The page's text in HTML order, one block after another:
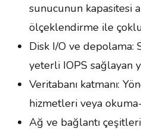
sunucunun kapasitesi
ölçeklendirme ile
Disk I/O ve depolama:
yeterli IOPS sağlayan
Veritabanı katmanı:
hizmetleri veya
Ağ ve bağlantı